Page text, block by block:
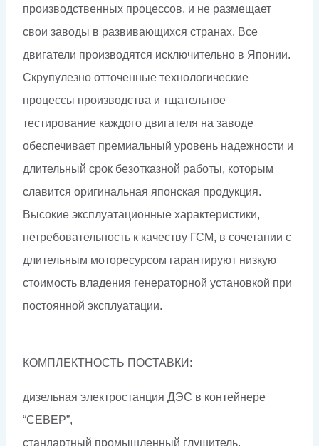
производственных процессов, и не размещает
свои заводы в развивающихся странах. Все
двигатели производятся исключительно в Японии.
Скрупулезно отточенные технологические
процессы производства и тщательное
тестирование каждого двигателя на заводе
обеспечивает премиальный уровень надежности и
длительный срок безотказной работы, которым
славится оригинальная японская продукция.
Высокие эксплуатационные характеристики,
нетребовательность к качеству ГСМ, в сочетании с
длительным моторесурсом гарантируют низкую
стоимость владения генераторной установкой при
постоянной эксплуатации.
КОМПЛЕКТНОСТЬ ПОСТАВКИ:
дизельная электростанция ДЭС в контейнере
“СЕВЕР”,
стандартный промышленный глушитель,